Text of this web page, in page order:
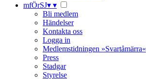
mfÖrSJ▾ ▾
Bli medlem
Händelser
Kontakta oss
Logga in
Medlemstidningen »Svartåmärra«
Press
Stadgar
Styrelse